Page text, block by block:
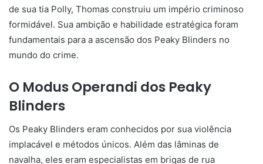
de sua tia Polly, Thomas construiu um império criminoso
formidável. Sua ambição e habilidade estratégica foram
fundamentais para a ascensão dos Peaky Blinders no
mundo do crime.
O Modus Operandi dos Peaky
Blinders
Os Peaky Blinders eram conhecidos por sua violência
implacável e métodos únicos. Além das lâminas de
navalha, eles eram especialistas em brigas de rua